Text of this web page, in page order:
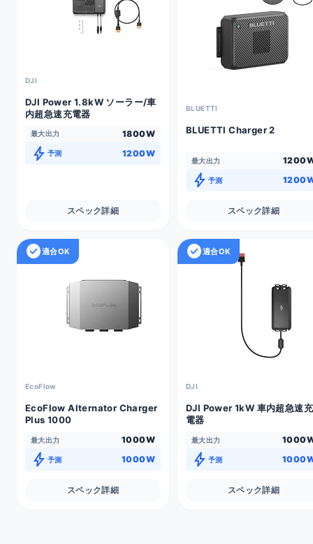
DJI
DJI Power 1.8kW ソーラー/車
内超急速充電器
最大出力 1800W
bolt 予測 1200W
スペック詳細
BLUETTI
BLUETTI Charger 2
最大出力
bolt 予測
スペック詳細
check_circle適合OK
EcoFlow
EcoFlow Alternator Charger
Plus 1000
最大出力 1000W
bolt 予測 1000W
スペック詳細
check_circle適合OK
DJI
DJI Power 1kW 車内超急速充
電器
最大出力
bolt 予測
スペック詳細